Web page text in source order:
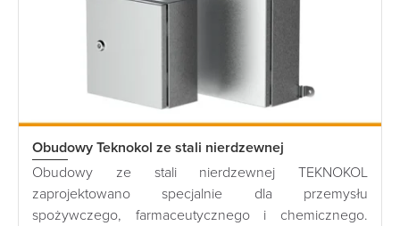
Obudowy Teknokol ze stali nierdzewnej
Obudowy ze stali nierdzewnej TEKNOKOL
zaprojektowano specjalnie dla przemysłu
spożywczego, farmaceutycznego i chemicznego.